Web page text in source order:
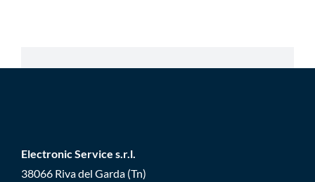
Electronic Service s.r.l.
38066 Riva del Garda (Tn)